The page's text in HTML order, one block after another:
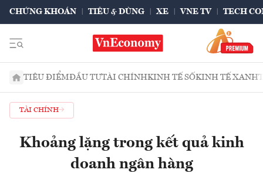
CHỨNG KHOÁN TIÊU & DÙNG XE VNE TV TECH
TIÊU ĐIỂMĐẦU TƯTÀI CHÍNHKINH TẾ SỐKINH TẾ XANH
TÀI CHÍNH
Khoảng lặng trong kết quả kinh
doanh ngân hàng